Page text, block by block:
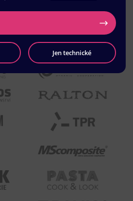
Jen technické